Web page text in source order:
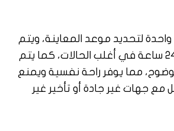
لتحديد موعد المعاينة، ويتم
البيع والنقل خلال 24 ساعة في أغلب الحالات، كما يتم
مما يوفر راحة نفسية ويمنع
مع جهات غير جادة أو تأخير غير